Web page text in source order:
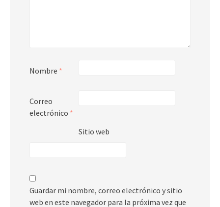
Nombre *
Correo
electrónico *
Sitio web
Guardar mi nombre, correo electrónico y sitio
web en este navegador para la próxima vez que